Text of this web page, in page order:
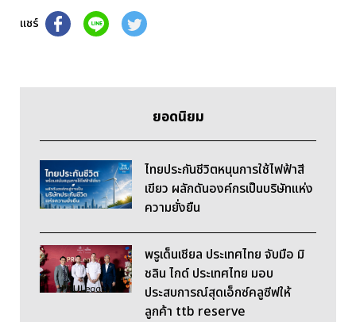
แชร์
ยอดนิยม
ไทยประกันชีวิตหนุนการใช้ไฟฟ้าสี
เขียว ผลักดันองค์กรเป็นบริษัทแห่ง
ความยั่งยืน
พรูเด็นเชียล ประเทศไทย จับมือ มิ
ชลิน ไกด์ ประเทศไทย มอบ
ประสบการณ์สุดเอ็กซ์คลูซีฟให้
ลูกค้า ttb reserve